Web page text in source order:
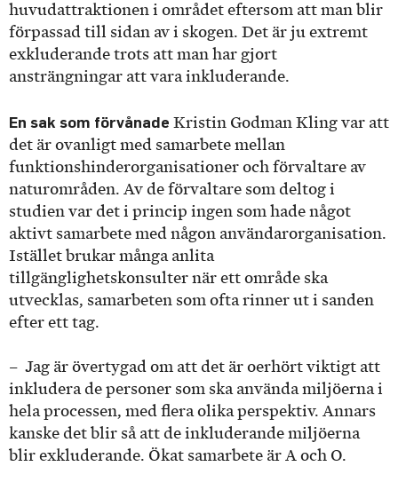
huvudattraktionen i området eftersom att man blir
förpassad till sidan av i skogen. Det är ju extremt
exkluderande trots att man har gjort
ansträngningar att vara inkluderande.
En sak som förvånade Kristin Godman Kling var att
det är ovanligt med samarbete mellan
funktionshinderorganisationer och förvaltare av
naturområden. Av de förvaltare som deltog i
studien var det i princip ingen som hade något
aktivt samarbete med någon användarorganisation.
Istället brukar många anlita
tillgänglighetskonsulter när ett område ska
utvecklas, samarbeten som ofta rinner ut i sanden
efter ett tag.
– Jag är övertygad om att det är oerhört viktigt att
inkludera de personer som ska använda miljöerna i
hela processen, med flera olika perspektiv. Annars
kanske det blir så att de inkluderande miljöerna
blir exkluderande. Ökat samarbete är A och O.